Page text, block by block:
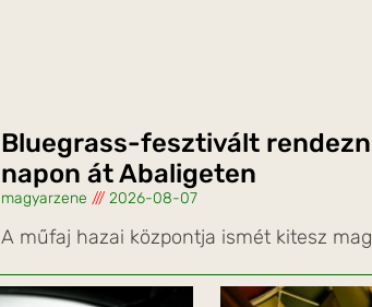
Bluegrass-fesztivált
napon át Abaligeten
magyarzene 2026-08-07
A műfaj hazai központja ismét kitesz